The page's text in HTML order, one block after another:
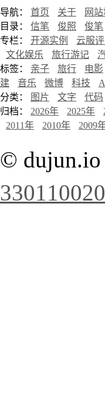
导航： 首页 关于
网
目录： 信笔 俊照 俊笔
专栏： 开源实例 云服
文化娱乐
旅行游记
标签： 亲子 旅行 电影
建
音乐 微博 科技
分类：
图片 文字 代码
归档： 2026年 2025年
2011年
2010年 2009
© dujun.io